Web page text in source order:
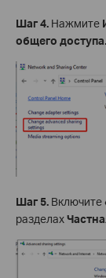
Шаг 4. Нажмите
общего доступа.
Шаг 5. Включите
разделах